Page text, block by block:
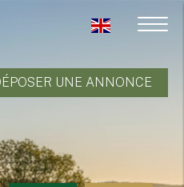
UNE ANNONCE